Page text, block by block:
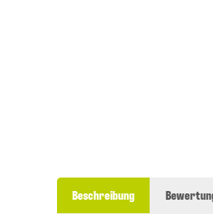
Beschreibung